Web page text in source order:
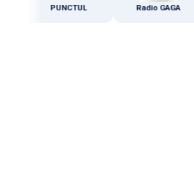
PUNCTUL Radio GAGA